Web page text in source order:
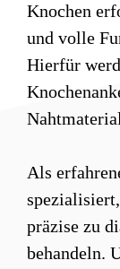
Knochen
und volle
Hierfür
Als
präzise zu
behandeln.